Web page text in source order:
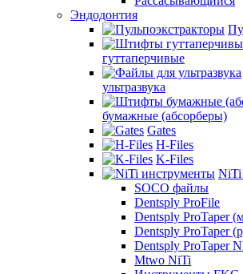
Эндодонтия
гуттаперчивые
ультразвука
бумажные (абсорберы)
Gates
H-Files
K-Files
NiTi
SOCO файлы
Dentsply ProFile
Dentsply ProTaper
Dentsply ProTaper
Dentsply ProTaper
Mtwo NiTi